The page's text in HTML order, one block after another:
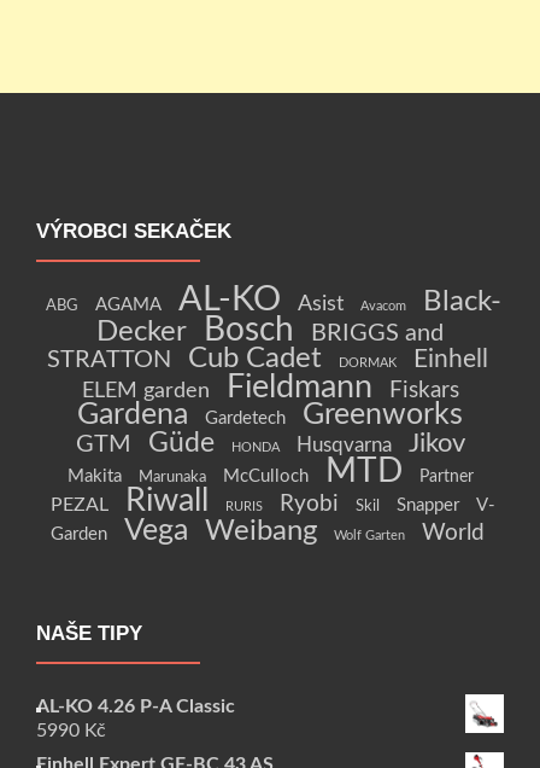
VÝROBCI SEKAČEK
ABG AGAMA AL-KO Asist Avacom
Black-
Decker
Bosch
BRIGGS and
STRATTON
Cub Cadet DORMAK Einhell
ELEM garden Fieldmann Fiskars
Gardena Gardetech Greenworks
GTM Güde HONDA Husqvarna Jikov
Makita Marunaka McCulloch MTD Partner
PEZAL Riwall RURIS Ryobi Skil Snapper
V-
Garden
Vega Weibang Wolf Garten World
NAŠE TIPY
AL-KO 4.26 P-A Classic
5990 Kč